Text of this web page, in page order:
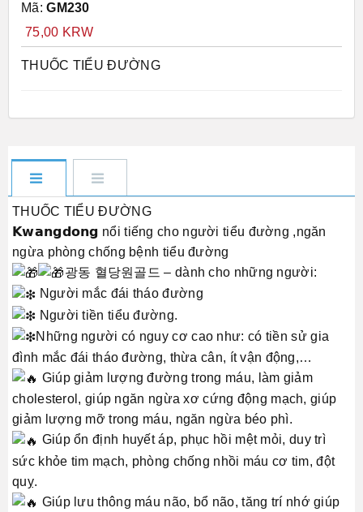
Mã:GM230
75,00 KRW
THUỐC TIỂU ĐƯỜNG
THUỐC TIỂU ĐƯỜNG
𝗞𝘄𝗮𝗻𝗴𝗱𝗼𝗻𝗴 nổi tiếng cho người tiểu đường ,ngăn
ngừa phòng chống bệnh tiểu đường
광동 혈당원골드 – dành cho những người:
Người mắc đái tháo đường
Người tiền tiểu đường.
Những người có nguy cơ cao như: có tiền sử gia
đình mắc đái tháo đường, thừa cân, ít vận động,…
Giúp giảm lượng đường trong máu, làm giảm
cholesterol, giúp ngăn ngừa xơ cứng động mạch, giúp
giảm lượng mỡ trong máu, ngăn ngừa béo phì.
Giúp ổn định huyết áp, phục hồi mệt mỏi, duy trì
sức khỏe tim mạch, phòng chống nhồi máu cơ tim, đột
quỵ.
Giúp lưu thông máu não, bổ não, tăng trí nhớ giúp